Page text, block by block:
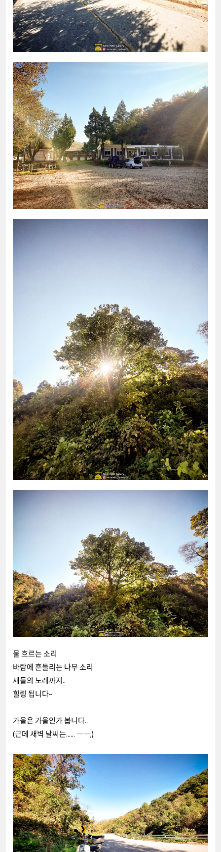
물 흐르는 소리
바람에 흔들리는 나무 소리
새들의 노래까지..
힐링 됩니다~
가을은 가을인가 봅니다..
(근데 새벽 날씨는...... ㅡㅡ;)